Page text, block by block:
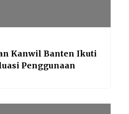
Kanwil Banten Ikuti
Penggunaan